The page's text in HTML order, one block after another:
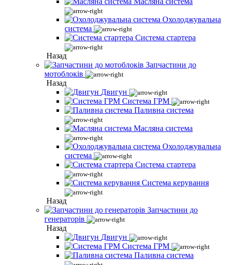
Охолоджувальна
система
Система стартера
Назад
Запчастини до
мотоблоків
Назад
Двигун
Система ГРМ
Паливна система
Масляна система
Охолоджувальна
система
Система стартера
Система керування
Назад
Запчастини до
генераторів
Назад
Двигун
Система ГРМ
Паливна система